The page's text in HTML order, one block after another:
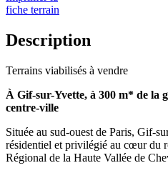
fiche terrain
Description
Terrains viabilisés à vendre
À Gif-sur-Yvette, à 300 m* de la
centre-ville
Située au sud-ouest de Paris, Gif-
résidentiel et privilégié au cœur du
Régional de la Haute Vallée de